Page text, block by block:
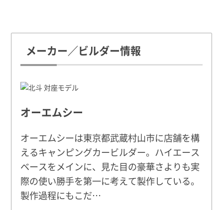
メーカー／ビルダー情報
オーエムシー
オーエムシーは東京都武蔵村山市に店舗を構
えるキャンピングカービルダー。ハイエース
ベースをメインに、見た目の豪華さよりも実
際の使い勝手を第一に考えて製作している。
製作過程にもこだ…